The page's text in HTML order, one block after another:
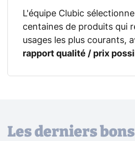
L'équipe Clubic
centaines de produits qui
usages les plus courants,
rapport qualité / prix
Les derniers